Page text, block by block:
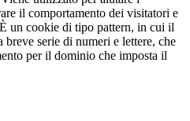
il comportamento dei visitatori e
un cookie di tipo pattern, in cui il
serie di numeri e lettere, che
per il dominio che imposta il